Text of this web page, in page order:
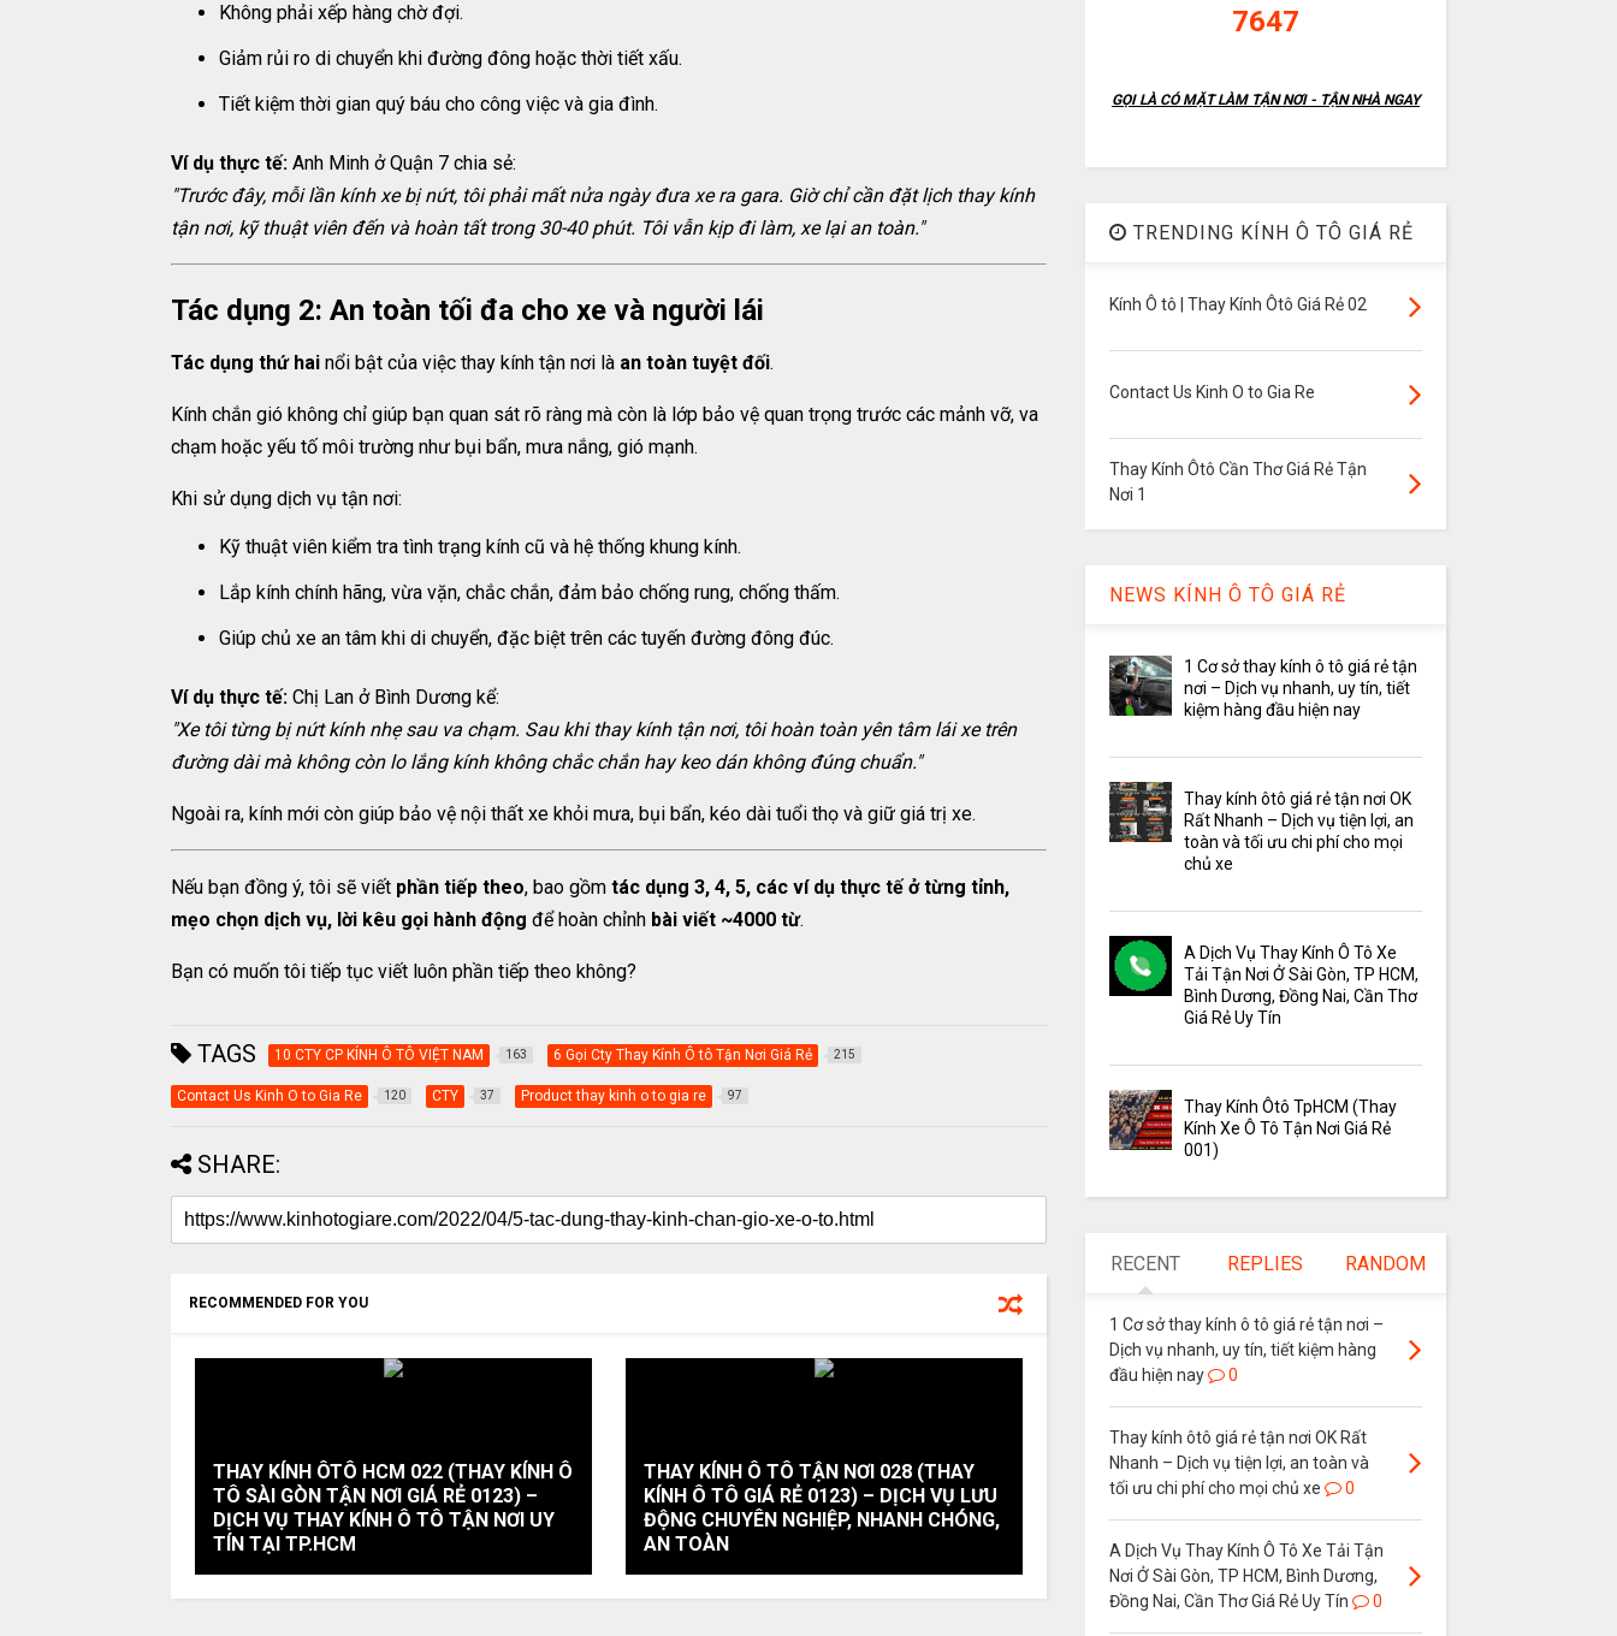
Không phải xếp hàng chờ đợi.
Giảm rủi ro di chuyển khi đường đông hoặc thời tiết xấu.
Tiết kiệm thời gian quý báu cho công việc và gia đình.
Ví dụ thực tế: Anh Minh ở Quận 7 chia sẻ:
"Trước đây, mỗi lần kính xe bị nứt, tôi phải mất nửa ngày đưa xe ra gara. Giờ chỉ cần đặt lịch thay kính
tận nơi, kỹ thuật viên đến và hoàn tất trong 30-40 phút. Tôi vẫn kịp đi làm, xe lại an toàn."
Tác dụng 2: An toàn tối đa cho xe và người lái
Tác dụng thứ hai nổi bật của việc thay kính tận nơi là an toàn tuyệt đối.
Kính chắn gió không chỉ giúp bạn quan sát rõ ràng mà còn là lớp bảo vệ quan trọng trước các mảnh vỡ, va
chạm hoặc yếu tố môi trường như bụi bẩn, mưa nắng, gió mạnh.
Khi sử dụng dịch vụ tận nơi:
Kỹ thuật viên kiểm tra tình trạng kính cũ và hệ thống khung kính.
Lắp kính chính hãng, vừa vặn, chắc chắn, đảm bảo chống rung, chống thấm.
Giúp chủ xe an tâm khi di chuyển, đặc biệt trên các tuyến đường đông đúc.
Ví dụ thực tế: Chị Lan ở Bình Dương kể:
"Xe tôi từng bị nứt kính nhẹ sau va chạm. Sau khi thay kính tận nơi, tôi hoàn toàn yên tâm lái xe trên
đường dài mà không còn lo lắng kính không chắc chắn hay keo dán không đúng chuẩn."
Ngoài ra, kính mới còn giúp bảo vệ nội thất xe khỏi mưa, bụi bẩn, kéo dài tuổi thọ và giữ giá trị xe.
Nếu bạn đồng ý, tôi sẽ viết phần tiếp theo, bao gồm tác dụng 3, 4, 5, các ví dụ thực tế ở từng tỉnh,
mẹo chọn dịch vụ, lời kêu gọi hành động để hoàn chỉnh bài viết ~4000 từ.
Bạn có muốn tôi tiếp tục viết luôn phần tiếp theo không?
TAGS 10 CTY CP KÍNH Ô TÔ VIỆT NAM 163 6 Gọi Cty Thay Kính Ô tô Tận Nơi Giá Rẻ 215
Contact Us Kinh O to Gia Re 120 CTY 37 Product thay kinh o to gia re 97
SHARE:
RECOMMENDED FOR YOU
THAY KÍNH ÔTÔ HCM 022 (THAY KÍNH Ô
TÔ SÀI GÒN TẬN NƠI GIÁ RẺ 0123) –
DỊCH VỤ THAY KÍNH Ô TÔ TẬN NƠI UY
TÍN TẠI TP.HCM
THAY KÍNH Ô TÔ TẬN NƠI 028 (THAY
KÍNH Ô TÔ GIÁ RẺ 0123) – DỊCH VỤ LƯU
ĐỘNG CHUYÊN NGHIỆP, NHANH CHÓNG,
AN TOÀN
7647
GỌI LÀ CÓ MẶT LÀM TẬN NƠI - TẬN NHÀ NGAY
TRENDING KÍNH Ô TÔ GIÁ RẺ
Kính Ô tô | Thay Kính Ôtô Giá Rẻ 02
Contact Us Kinh O to Gia Re
Thay Kính Ôtô Cần Thơ Giá Rẻ Tận
Nơi 1
NEWS KÍNH Ô TÔ GIÁ RẺ
1 Cơ sở thay kính ô tô giá rẻ tận
nơi – Dịch vụ nhanh, uy tín, tiết
kiệm hàng đầu hiện nay
Thay kính ôtô giá rẻ tận nơi OK
Rất Nhanh – Dịch vụ tiện lợi, an
toàn và tối ưu chi phí cho mọi
chủ xe
A Dịch Vụ Thay Kính Ô Tô Xe
Tải Tận Nơi Ở Sài Gòn, TP HCM,
Bình Dương, Đồng Nai, Cần Thơ
Giá Rẻ Uy Tín
Thay Kính Ôtô TpHCM (Thay
Kính Xe Ô Tô Tận Nơi Giá Rẻ
001)
RECENT REPLIES RANDOM
1 Cơ sở thay kính ô tô giá rẻ tận nơi –
Dịch vụ nhanh, uy tín, tiết kiệm hàng
đầu hiện nay
0
Thay kính ôtô giá rẻ tận nơi OK Rất
Nhanh – Dịch vụ tiện lợi, an toàn và
tối ưu chi phí cho mọi chủ xe
0
A Dịch Vụ Thay Kính Ô Tô Xe Tải Tận
Nơi Ở Sài Gòn, TP HCM, Bình Dương,
Đồng Nai, Cần Thơ Giá Rẻ Uy Tín
0